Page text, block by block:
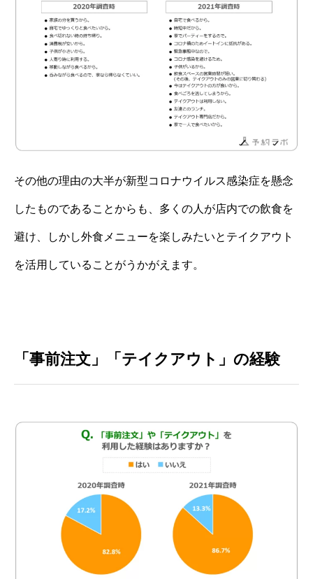
その他の理由の大半が新型コロナウイルス感染症を懸念
したものであることからも、多くの人が店内での飲食を
避け、しかし外食メニューを楽しみたいとテイクアウト
を活用していることがうかがえます。
「事前注文」「テイクアウト」の経験